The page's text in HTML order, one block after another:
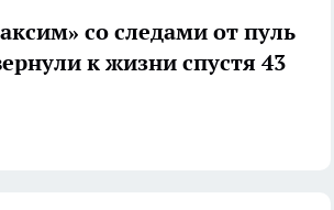
со следами от пуль
к жизни спустя 43